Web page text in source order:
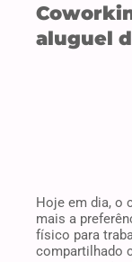
aluguel
flexibilidade
localização